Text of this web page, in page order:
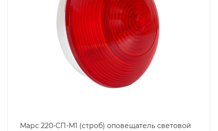
Марс 220-СП-М1 (строб) оповещатель световой